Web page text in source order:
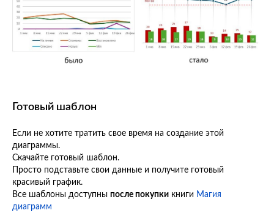
Готовый шаблон
Если не хотите тратить свое время на создание этой
диаграммы.
Скачайте готовый шаблон.
Просто подставьте свои данные и получите готовый
красивый график.
Все шаблоны доступны после покупки книги Магия
диаграмм